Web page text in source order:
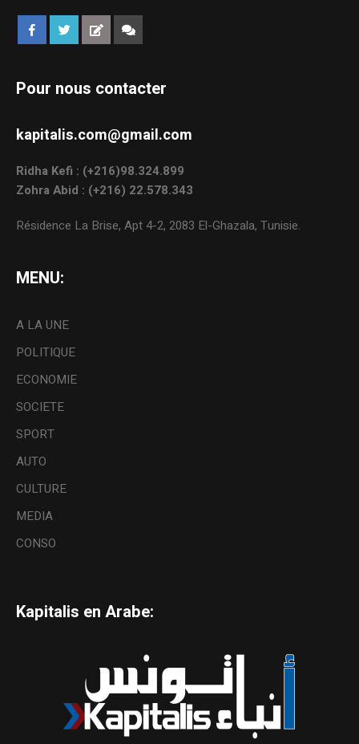
Pour nous contacter
kapitalis.com@gmail.com
Ridha Kefi : (+216)98.324.899
Zohra Abid : (+216) 22.578.343
Résidence La Brise, Apt 4-2, 2083 El-Ghazala, Tunisie.
MENU:
A LA UNE
POLITIQUE
ECONOMIE
SOCIETE
SPORT
AUTO
CULTURE
MEDIA
CONSO
Kapitalis en Arabe: